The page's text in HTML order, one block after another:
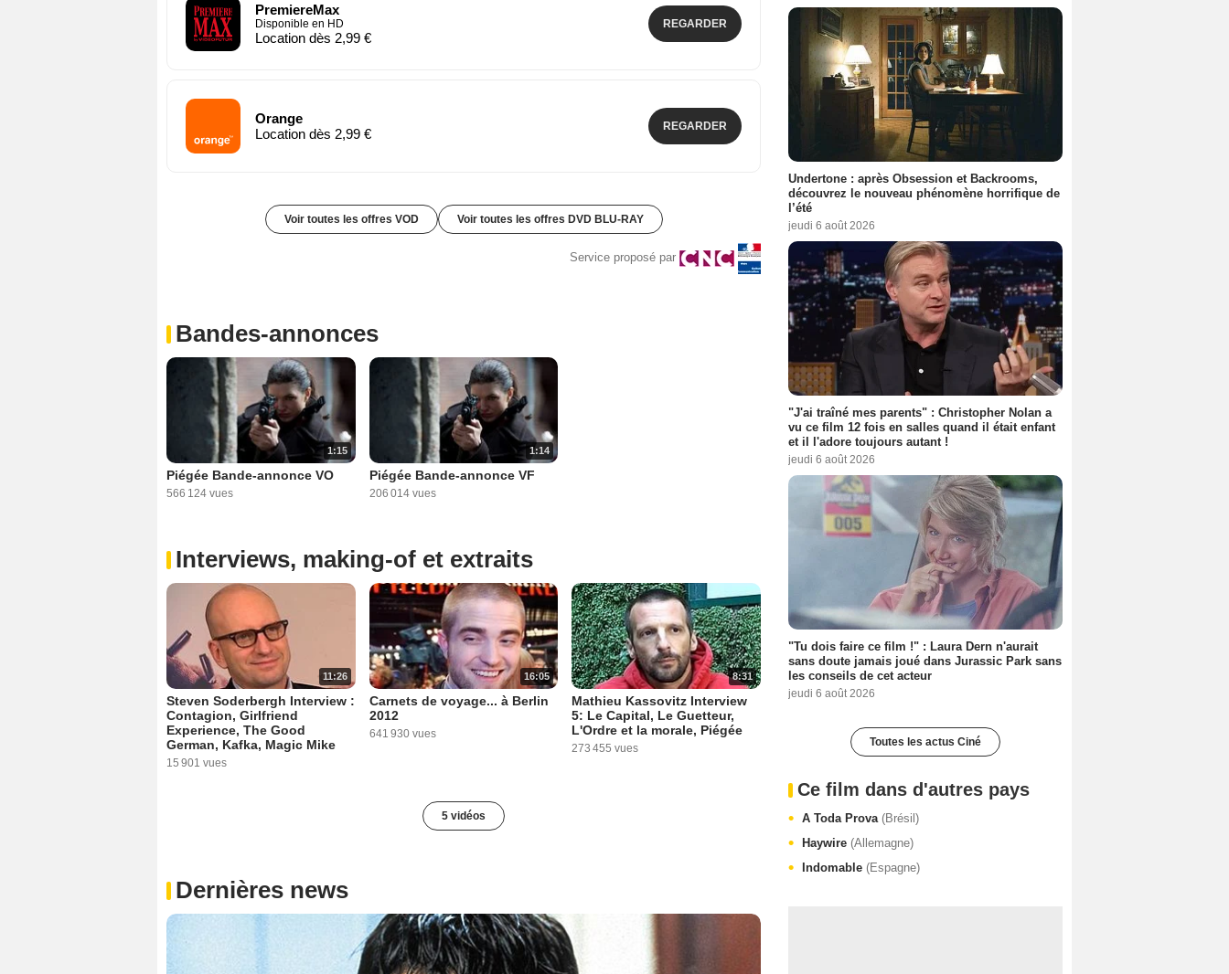
PremiereMax
Disponible en HD
Location dès 2,99 €
REGARDER
Orange
Location dès 2,99 €
REGARDER
Voir toutes les offres VOD Voir toutes les offres DVD BLU-RAY
Service proposé par
Bandes-annonces
1:15
Piégée Bande-annonce VO
566 124 vues
1:14
Piégée Bande-annonce VF
206 014 vues
Interviews, making-of et extraits
11:26
Steven Soderbergh Interview :
Contagion, Girlfriend
Experience, The Good
German, Kafka, Magic Mike
15 901 vues
16:05
Carnets de voyage... à Berlin
2012
641 930 vues
8:31
Mathieu Kassovitz Interview
5: Le Capital, Le Guetteur,
L'Ordre et la morale, Piégée
273 455 vues
5 vidéos
Dernières news
Undertone : après Obsession et Backrooms,
découvrez le nouveau phénomène horrifique de
l’été
jeudi 6 août 2026
"J'ai traîné mes parents" : Christopher Nolan a
vu ce film 12 fois en salles quand il était enfant
et il l'adore toujours autant !
jeudi 6 août 2026
"Tu dois faire ce film !" : Laura Dern n'aurait
sans doute jamais joué dans Jurassic Park sans
les conseils de cet acteur
jeudi 6 août 2026
Toutes les actus Ciné
Ce film dans d'autres pays
A Toda Prova (Brésil)
Haywire (Allemagne)
Indomable (Espagne)